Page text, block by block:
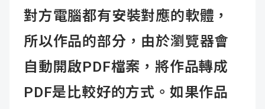
對方電腦都有安裝對應的軟體，
所以作品的部分，由於瀏覽器會
自動開啟PDF檔案，將作品轉成
PDF是比較好的方式。如果作品